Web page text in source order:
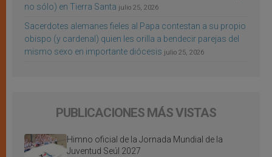
no sólo) en Tierra Santa julio 25, 2026
Sacerdotes alemanes fieles al Papa contestan a su propio
obispo (y cardenal) quien les orilla a bendecir parejas del
mismo sexo en importante diócesis julio 25, 2026
PUBLICACIONES MÁS VISTAS
Himno oficial de la Jornada Mundial de la
Juventud Seúl 2027